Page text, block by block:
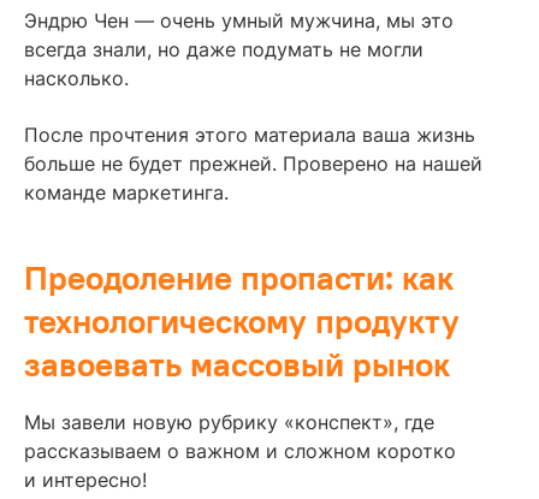
Эндрю Чен — очень умный мужчина, мы это
всегда знали, но даже подумать не могли
насколько.
После прочтения этого материала ваша жизнь
больше не будет прежней. Проверено на нашей
команде маркетинга.
Преодоление пропасти: как
технологическому продукту
завоевать массовый рынок
Мы завели новую рубрику «конспект», где
рассказываем о важном и сложном коротко
и интересно!